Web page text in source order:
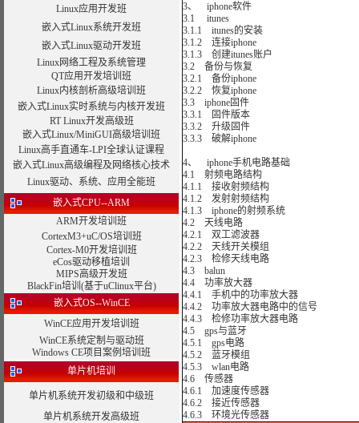
Linux应用开发班
嵌入式Linux系统开发班
嵌入式Linux驱动开发班
Linux网络工程及系统管理
QT应用开发培训班
Linux内核剖析高级培训班
嵌入式Linux实时系统与内核开发班
RT Linux开发高级班
嵌入式Linux/MiniGUI高级培训班
Linux高手直通车-LPI全球认证课程
嵌入式Linux高级编程及网络核心技术
Linux驱动、系统、应用全能班
嵌入式CPU--ARM
ARM开发培训班
CortexM3+uC/OS培训班
Cortex-M0开发培训班
eCos驱动移植培训
MIPS高级开发班
BlackFin培训(基于uClinux平台)
嵌入式OS--WinCE
WinCE应用开发培训班
WinCE系统定制与驱动班
Windows CE项目案例培训班
单片机培训
单片机系统开发初级和中级班
单片机系统开发高级班
3、 iphone软件
3.1 itunes
3.1.1 itunes的安装
3.1.2 连接iphone
3.1.3 创建itunes账户
3.2 备份与恢复
3.2.1 备份iphone
3.2.2 恢复iphone
3.3 iphone固件
3.3.1 固件版本
3.3.2 升级固件
3.3.3 破解iphone
4、 iphone手机电路基础
4.1 射频电路结构
4.1.1 接收射频结构
4.1.2 发射射频结构
4.1.3 iphone的射频系统
4.2 天线电路
4.2.1 双工滤波器
4.2.2 天线开关模组
4.2.3 检修天线电路
4.3 balun
4.4 功率放大器
4.4.1 手机中的功率放大器
4.4.2 功率放大器电路中的信号
4.4.3 检修功率放大器电路
4.5 gps与蓝牙
4.5.1 gps电路
4.5.2 蓝牙模组
4.5.3 wlan电路
4.6 传感器
4.6.1 加速度传感器
4.6.2 接近传感器
4.6.3 环境光传感器